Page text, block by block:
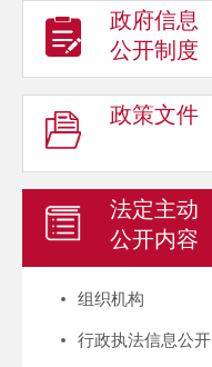
政府信息
公开制度
政策文件
法定主动
公开内容
组织机构
行政执法信息公开